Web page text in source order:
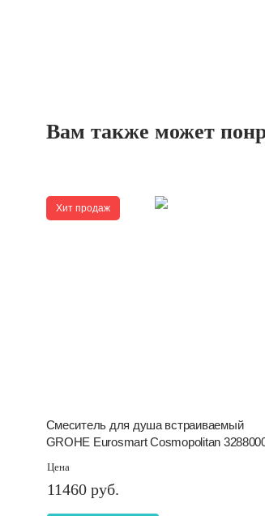
Вам также может
Хит продаж
Смеситель для душа встраиваемый
GROHE Eurosmart Cosmopolitan
Цена
11460 руб.